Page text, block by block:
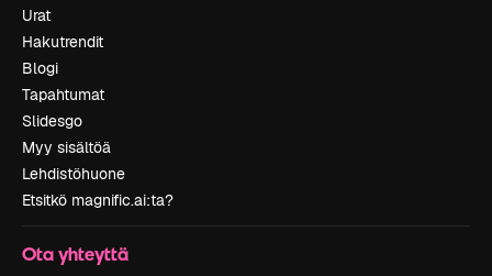
Urat
Hakutrendit
Blogi
Tapahtumat
Slidesgo
Myy sisältöä
Lehdistöhuone
Etsitkö magnific.ai:ta?
Ota yhteyttä